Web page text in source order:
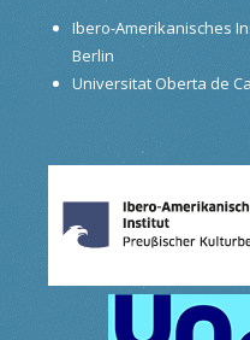
Ibero-Amerikanisches
Berlin
Universitat Oberta de